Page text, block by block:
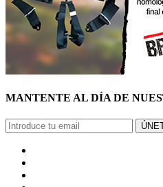
MANTENTE AL DÍA DE